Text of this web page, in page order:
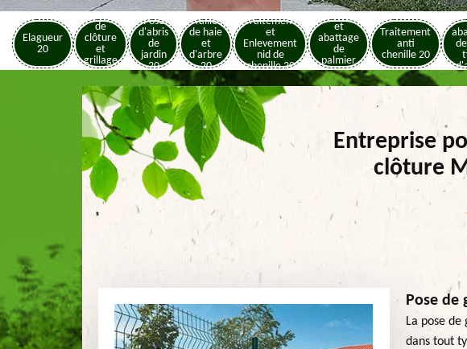
Elagueur
20
Pose
de
clôture
et
grillage
20
Pose
d'abris
de
jardin
20
Taille
de haie
et
d'arbre
20
Traitement
et
Enlevement
nid de
chenille 20
Elagage
et
abattage
de
palmier
20
Traitement
anti
chenille 20
Entreprise
clôture
Pose de
La pose
dans tout